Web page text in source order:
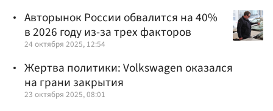
Авторынок России обвалится на 40%
в 2026 году из-за трех факторов
24 октября 2025, 12:54
Жертва политики: Volkswagen оказался
на грани закрытия
23 октября 2025, 08:01